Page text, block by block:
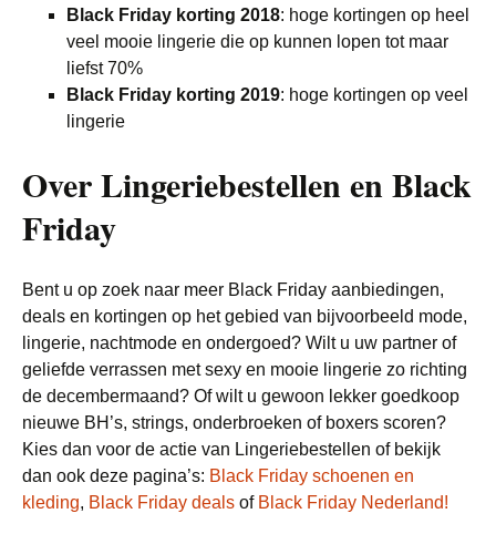
Black Friday korting 2018: hoge kortingen op heel
veel mooie lingerie die op kunnen lopen tot maar
liefst 70%
Black Friday korting 2019: hoge kortingen op veel
lingerie
Over Lingeriebestellen en Black
Friday
Bent u op zoek naar meer Black Friday aanbiedingen,
deals en kortingen op het gebied van bijvoorbeeld mode,
lingerie, nachtmode en ondergoed? Wilt u uw partner of
geliefde verrassen met sexy en mooie lingerie zo richting
de decembermaand? Of wilt u gewoon lekker goedkoop
nieuwe BH’s, strings, onderbroeken of boxers scoren?
Kies dan voor de actie van Lingeriebestellen of bekijk
dan ook deze pagina’s: Black Friday schoenen en
kleding, Black Friday deals of Black Friday Nederland!